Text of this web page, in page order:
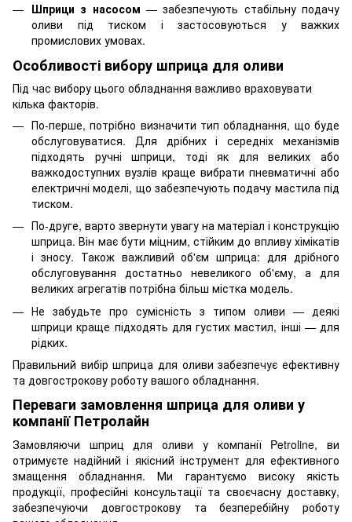
Шприци з насосом — забезпечують стабільну подачу
оливи під тиском і застосовуються у важких
промислових умовах.
Особливості вибору шприца для оливи
Під час вибору цього обладнання важливо враховувати
кілька факторів.
По-перше, потрібно визначити тип обладнання, що буде
обслуговуватися. Для дрібних і середніх механізмів
підходять ручні шприци, тоді як для великих або
важкодоступних вузлів краще вибрати пневматичні або
електричні моделі, що забезпечують подачу мастила під
тиском.
По-друге, варто звернути увагу на матеріал і конструкцію
шприца. Він має бути міцним, стійким до впливу хімікатів
і зносу. Також важливий об'єм шприца: для дрібного
обслуговування достатньо невеликого об'єму, а для
великих агрегатів потрібна більш містка модель.
Не забудьте про сумісність з типом оливи — деякі
шприци краще підходять для густих мастил, інші — для
рідких.
Правильний вибір шприца для оливи забезпечує ефективну
та довгострокову роботу вашого обладнання.
Переваги замовлення шприца для оливи у
компанії Петролайн
Замовляючи шприц для оливи у компанії Petroline, ви
отримуєте надійний і якісний інструмент для ефективного
змащення обладнання. Ми гарантуємо високу якість
продукції, професійні консультації та своєчасну доставку,
забезпечуючи довгострокову та безперебійну роботу